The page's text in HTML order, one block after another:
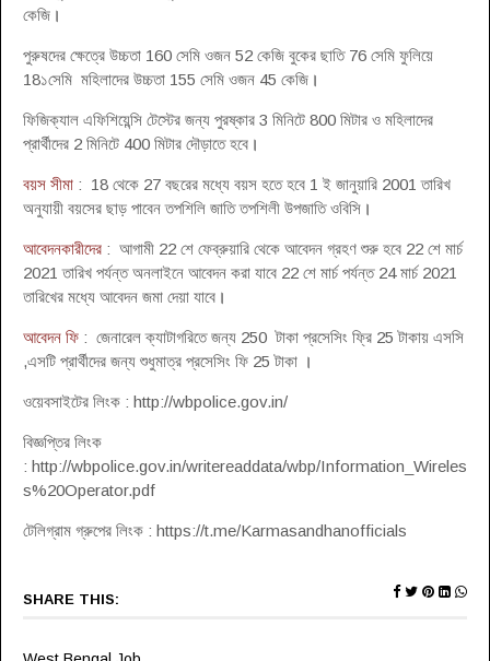
কেজি ।
পুরুষদের ক্ষেত্রে উচ্চতা 160 সেমি ওজন 52 কেজি বুকের ছাতি 76 সেমি ফুলিয়ে
18১সেমি মহিলাদের উচ্চতা 155 সেমি ওজন 45 কেজি ।
ফিজিক্যাল এফিশিয়েন্সি টেস্টের জন্য পুরষ্কার 3 মিনিটে 800 মিটার ও মহিলাদের
প্রার্থীদের 2 মিনিটে 400 মিটার দৌড়াতে হবে ।
বয়স সীমা : 18 থেকে 27 বছরের মধ্যে বয়স হতে হবে 1 ই জানুয়ারি 2001 তারিখ
অনুযায়ী বয়সের ছাড় পাবেন তপশিলি জাতি তপশিলী উপজাতি ওবিসি ।
আবেদনকারীদের : আগামী 22 শে ফেব্রুয়ারি থেকে আবেদন গ্রহণ শুরু হবে 22 শে মার্চ
2021 তারিখ পর্যন্ত অনলাইনে আবেদন করা যাবে 22 শে মার্চ পর্যন্ত 24 মার্চ 2021
তারিখের মধ্যে আবেদন জমা দেয়া যাবে ।
আবেদন ফি : জেনারেল ক্যাটাগরিতে জন্য 250 টাকা প্রসেসিং ফ্রি 25 টাকায় এসসি
,এসটি প্রার্থীদের জন্য শুধুমাত্র প্রসেসিং ফি 25 টাকা ।
ওয়েবসাইটের লিংক : http://wbpolice.gov.in/
বিজ্ঞপ্তির লিংক
: http://wbpolice.gov.in/writereaddata/wbp/Information_Wireles
s%20Operator.pdf
টেলিগ্রাম গ্রুপের লিংক : https://t.me/Karmasandhanofficials
SHARE THIS: